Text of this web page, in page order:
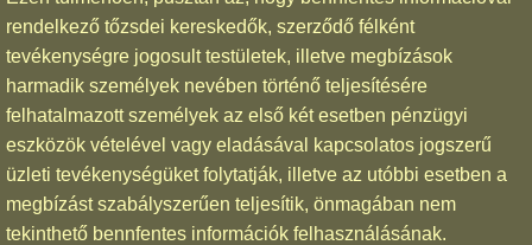
rendelkező tőzsdei kereskedők, szerződő félként
tevékenységre jogosult testületek, illetve megbízások
harmadik személyek nevében történő teljesítésére
felhatalmazott személyek az első két esetben pénzügyi
eszközök vételével vagy eladásával kapcsolatos jogszerű
üzleti tevékenységüket folytatják, illetve az utóbbi esetben a
megbízást szabályszerűen teljesítik, önmagában nem
tekinthető bennfentes információk felhasználásának.